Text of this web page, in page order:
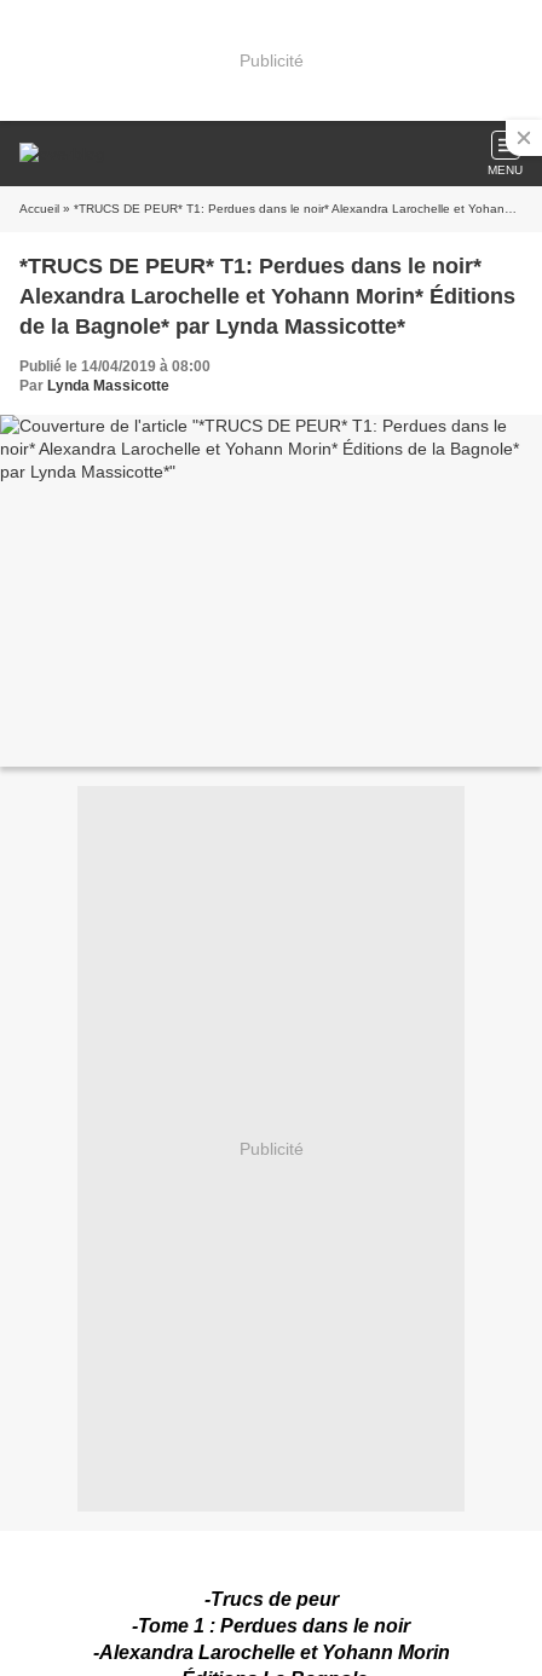
Publicité
MENU
Accueil » *TRUCS DE PEUR* T1: Perdues dans le noir* Alexandra Larochelle et Yohann Morin* Éditions de la Bagnole* par Lynda Massicotte*
*TRUCS DE PEUR* T1: Perdues dans le noir*
Alexandra Larochelle et Yohann Morin* Éditions
de la Bagnole* par Lynda Massicotte*
Publié le 14/04/2019 à 08:00
Par Lynda Massicotte
Publicité
-Trucs de peur
-Tome 1 : Perdues dans le noir
-Alexandra Larochelle et Yohann Morin